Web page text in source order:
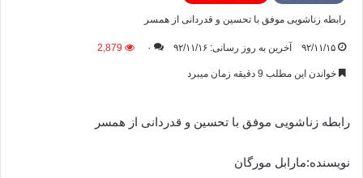
رابطه زناشویی موفق با تحسین و قدردانی از همسر
۹۲/۱۱/۱۵ آخرین به روز رسانی: ۹۲/۱۱/۱۶ ۰ 2,879
خواندن این مطلب 9 دقیقه زمان میبرد
رابطه زناشویی موفق با تحسین و قدردانی از همسر
نویسنده:مارابل مورگان